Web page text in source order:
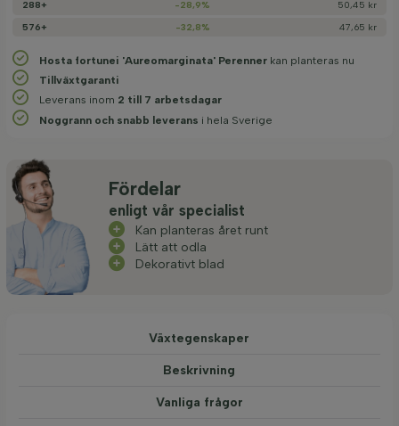
288+
-28,9%
50,45 kr
576+
-32,8% 47,65 kr
Hosta fortunei 'Aureomarginata' Perenner kan planteras nu
Tillväxtgaranti
Leverans inom 2 till 7 arbetsdagar
Noggrann och snabb leverans i hela Sverige
Fördelar
enligt vår specialist
Kan planteras året runt
Lätt att odla
Dekorativt blad
Växtegenskaper
Beskrivning
Vanliga frågor